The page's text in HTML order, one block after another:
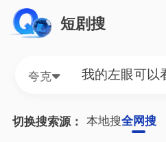
短剧搜
夸克
切换搜索源： 本地搜全网搜